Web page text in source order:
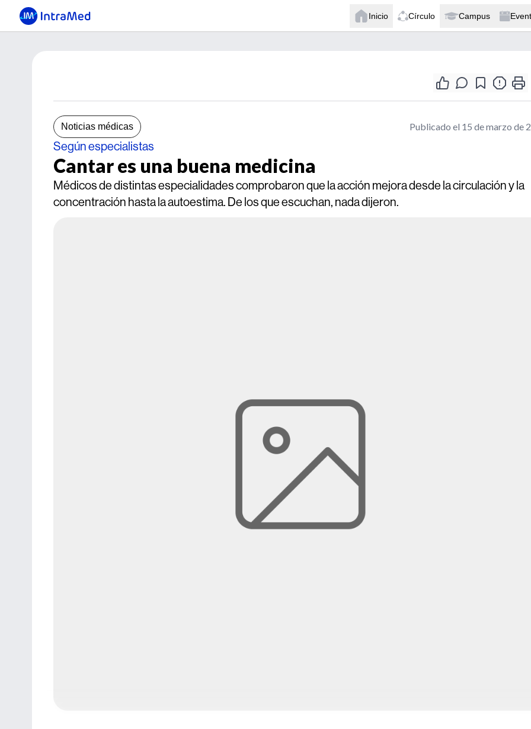
Inicio Círculo Campus
Noticias médicas Publicado el 15 de marzo de
Según especialistas
Cantar es una buena medicina
Médicos de distintas especialidades comprobaron que la acción mejora desde la circulación y la
concentración hasta la autoestima. De los que escuchan, nada dijeron.